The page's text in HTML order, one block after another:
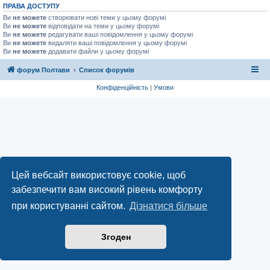
Цей вебсайт використовує cookie, щоб
забезпечити вам високий рівень комфорту
при користуванні сайтом. Дізнатися більше
Згоден
ПРАВА ДОСТУПУ
Ви не можете створювати нові теми у цьому форумі
Ви не можете відповідати на теми у цьому форумі
Ви не можете редагувати ваші повідомлення у цьому форумі
Ви не можете видаляти ваші повідомлення у цьому форумі
Ви не можете додавати файли у цьому форумі
форум Полтави Список форумів
Конфіденційність | Умови